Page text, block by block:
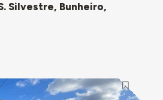
Silvestre, Bunheiro,